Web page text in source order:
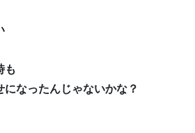
も
なったんじゃないかな？